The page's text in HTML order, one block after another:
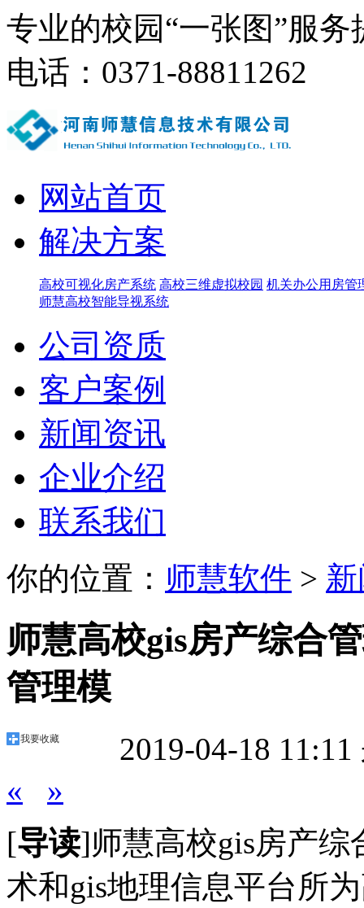
专业的校园“一张图”服务
电话：0371-88811262
网站首页
解决方案
高校可视化房产系统 高校三维虚拟校园 机关办公用房管
师慧高校智能导视系统
公司资质
客户案例
新闻资讯
企业介绍
联系我们
你的位置： 师慧软件 >
师慧高校gis房产综合
管理模
2019-04-18 11:11
我要收藏
«
»
[导读]师慧高校gis房产
术和gis地理信息平台所